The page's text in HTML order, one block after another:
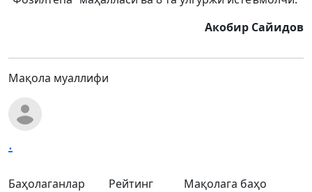
Акобир Сайидов
Мақола муаллифи
.
Баҳолаганлар
Рейтинг
Мақолага баҳо